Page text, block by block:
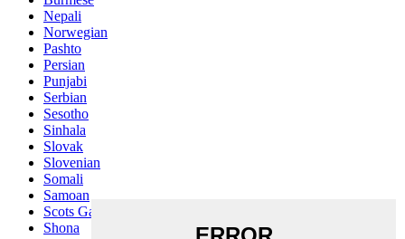
Nepali
Norwegian
Pashto
Persian
Punjabi
Serbian
Sesotho
Sinhala
Slovak
Slovenian
Somali
Samoan
Scots Gaelic
Shona